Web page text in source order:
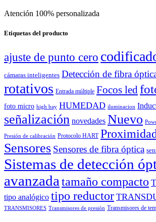
Atención 100% personalizada
Etiquetas del producto
ajuste de punto cero
cámaras inteligentes Detección de fibra
rotativos Entrada múltiple Focos led
foto micro high bay HUMEDAD iluminacion
señalización novedades Nuevo
Presión de calibración Protocolo HART
Sensores Sensores de fibra óptica
Sistemas de detección
avanzada tamaño compacto
tipo analógico tipo reductor
TRANSMISORES Transmisores de presión Transmisores de